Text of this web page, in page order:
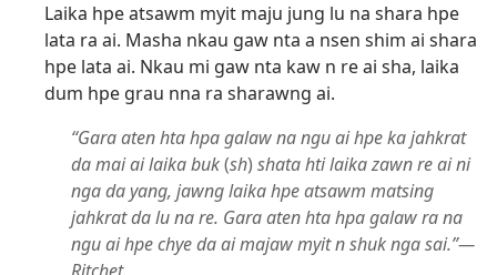
Laika hpe atsawm myit maju jung lu na shara hpe
lata ra ai. Masha nkau gaw nta a nsen shim ai shara
hpe lata ai. Nkau mi gaw nta kaw n re ai sha, laika
dum hpe grau nna ra sharawng ai.
“Gara aten hta hpa galaw na ngu ai hpe ka jahkrat
da mai ai laika buk(sh) shata hti laika zawn re ai ni
nga da yang, jawng laika hpe atsawm matsing
jahkrat da lu na re. Gara aten hta hpa galaw ra na
ngu ai hpe chye da ai majaw myit n shuk nga sai.”​—